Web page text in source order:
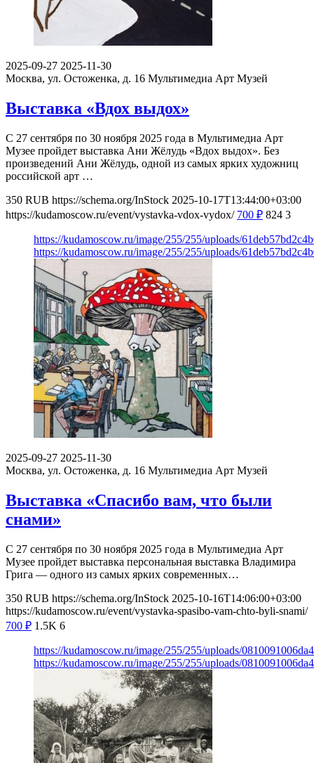
2025-09-27 2025-11-30
Москва, ул. Остоженка, д. 16 Мультимедиа Арт Музей
Выставка «Вдох выдох»
С 27 сентября по 30 ноября 2025 года в Мультимедиа Арт
Музее пройдет выставка Ани Жёлудь «Вдох выдох». Без
произведений Ани Жёлудь, одной из самых ярких художниц
российской арт …
350 RUB https://schema.org/InStock 2025-10-17T13:44:00+03:00
https://kudamoscow.ru/event/vystavka-vdox-vydox/ 700 ₽ 824 3
https://kudamoscow.ru/image/255/255/uploads/
https://kudamoscow.ru/image/255/255/uploads/
2025-09-27 2025-11-30
Москва, ул. Остоженка, д. 16 Мультимедиа Арт Музей
Выставка «Спасибо вам, что были
снами»
С 27 сентября по 30 ноября 2025 года в Мультимедиа Арт
Музее пройдет выставка персональная выставка Владимира
Грига — одного из самых ярких современных…
350 RUB https://schema.org/InStock 2025-10-16T14:06:00+03:00
https://kudamoscow.ru/event/vystavka-spasibo-vam-chto-byli-snami/
700 ₽ 1.5K 6
https://kudamoscow.ru/image/255/255/uploads/
https://kudamoscow.ru/image/255/255/uploads/